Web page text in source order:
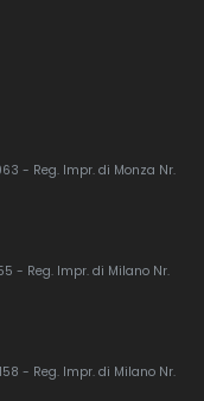
- Reg. Impr. di Monza Nr.
- Reg. Impr. di Milano Nr.
- Reg. Impr. di Milano Nr.